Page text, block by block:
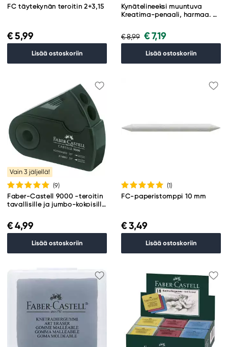
FC täytekynän teroitin 2+3,15
€ 5,99
Lisää ostoskoriin
Kynätelineeksi muuntuva
Kreatima-penaali, harmaa. Ø
€ 8,99 € 7,19
Lisää ostoskoriin
Vain 3 jäljellä!
(9)
Faber-Castell 9000 -teroitin
tavallisille ja jumbo-kokoisille
€ 4,99
Lisää ostoskoriin
(1)
FC-paperistomppi 10 mm
€ 3,49
Lisää ostoskoriin